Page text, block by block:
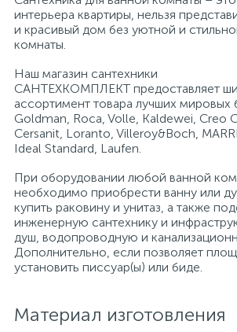
интерьера квартиры, нельзя
и красивый дом без уютной и
комнаты.
Наш магазин сантехники
САНТЕХКОМПЛЕКТ предоставляет
ассортимент товара лучших мировых
Goldman, Roca, Volle, Kaldewei, Creo
Cersanit, Loranto, Villeroy&Boch,
Ideal Standard, Laufen.
При оборудовании любой ванной
необходимо приобрести ванну или
купить раковину и унитаз, а также
инженерную сантехнику и
душ, водопроводную и
Дополнительно, если позволяет
установить писсуар(ы) или биде.
Материал изготовления